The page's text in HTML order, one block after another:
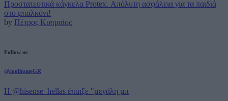
Προστατευτικά κάγκελα Protex. Απόλυτη ασφάλεια για τα παιδιά
στο μπαλκόνι!
by Πέτρος Κυπραίος
Follow us
@coolhomeGR
Η @hisense_hellas έπαιξε "μεγάλη μπ